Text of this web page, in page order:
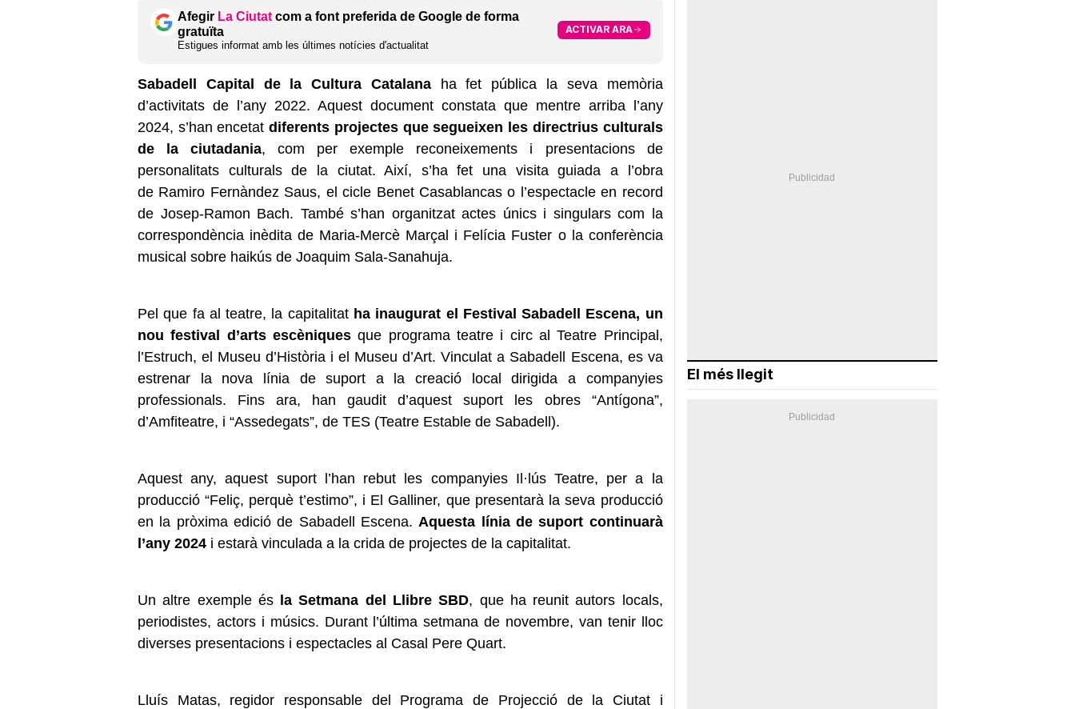
Afegir La Ciutat com a font preferida de Google de forma
gratuïta
Estigues informat amb les últimes notícies d'actualitat
ACTIVAR ARA
Sabadell Capital de la Cultura Catalanaha fet pública la seva memòria
d’activitats de l’any 2022. Aquest document constata que mentre arriba l’any
2024, s’han encetatdiferents projectes que segueixen les directrius culturals
de la ciutadania, com per exemple reconeixements i presentacions de
personalitats culturals de la ciutat. Així, s’ha fet una visita guiada a l’obra
de Ramiro Fernàndez Saus, el cicle Benet Casablancas o l’espectacle en record
de Josep-Ramon Bach. També s’han organitzat actes únics i singulars com la
correspondència inèdita de Maria-Mercè Marçal i Felícia Fuster o la conferència
musical sobre haikús de Joaquim Sala-Sanahuja.
Pel que fa al teatre, la capitalitat ha inaugurat el Festival Sabadell Escena, un
nou festival d’arts escèniques que programa teatre i circ al Teatre Principal,
l’Estruch, el Museu d’Història i el Museu d’Art. Vinculat a Sabadell Escena, es va
estrenar la nova línia de suport a la creació local dirigida a companyies
professionals. Fins ara, han gaudit d’aquest suport les obres “Antígona”,
d’Amfiteatre, i “Assedegats”, de TES (Teatre Estable de Sabadell).
Aquest any, aquest suport l’han rebut les companyies Il·lús Teatre, per a la
producció “Feliç, perquè t’estimo”, i El Galliner, que presentarà la seva producció
en la pròxima edició de Sabadell Escena. Aquesta línia de suport continuarà
l’any 2024 i estarà vinculada a la crida de projectes de la capitalitat.
Un altre exemple és la Setmana del Llibre SBD, que ha reunit autors locals,
periodistes, actors i músics. Durant l’última setmana de novembre, van tenir lloc
diverses presentacions i espectacles al Casal Pere Quart.
Lluís Matas, regidor responsable del Programa de Projecció de la Ciutat i
El més llegit